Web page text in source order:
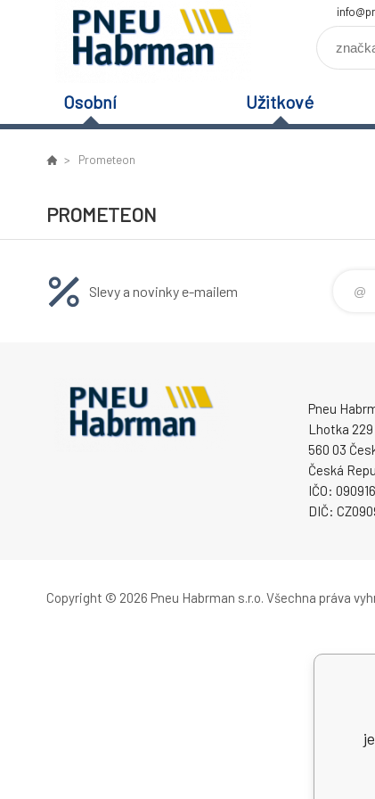
Osobní Užitkové
Prometeon
PROMETEON
Slevy a novinky e-mailem
Pneu
Lhotka 229
560 03
Česká
IČO:
DIČ:
Copyright © 2026 Pneu Habrman s.r.o. Všechna práva